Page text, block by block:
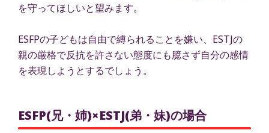
を守ってほしいと望みます。
ESFPの子どもは自由で縛られることを嫌い、ESTJの
親の厳格で反抗を許さない態度にも臆さず自分の感情
を表現しようとするでしょう。
ESFP(兄・姉)×ESTJ(弟・妹)の場合